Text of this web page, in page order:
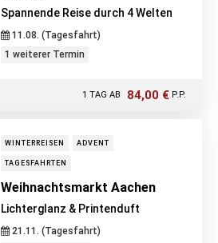
Spannende Reise durch 4 Welten
11.08. (Tagesfahrt)
1 weiterer Termin
1 TAG AB 84,00 € P.P.
WINTERREISEN ADVENT
TAGESFAHRTEN
Weihnachtsmarkt Aachen
Lichterglanz & Printenduft
21.11. (Tagesfahrt)